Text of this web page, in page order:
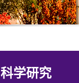
科学研究